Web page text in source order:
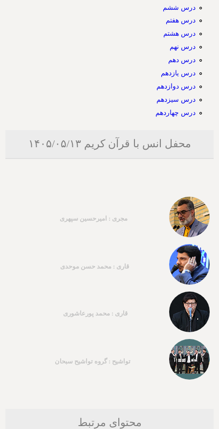
درس ششم
درس هفتم
درس هشتم
درس نهم
درس دهم
درس یازدهم
درس دوازدهم
درس سیزدهم
درس چهاردهم
محفل انس با قرآن کریم ۱۴۰۵/۰۵/۱۳
مجری : امیرحسین سپهری
قاری : محمد حسن موحدی
قاری : محمد پورعاشوری
تواشیح : گروه تواشیح سبحان
محتوای مرتبط